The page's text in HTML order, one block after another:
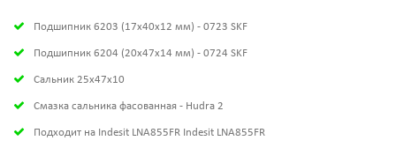
Подшипник 6203 (17х40х12 мм) - 0723 SKF
Подшипник 6204 (20х47х14 мм) - 0724 SKF
Сальник 25x47x10
Смазка сальника фасованная - Hudra 2
Подходит на Indesit LNA855FR Indesit LNA855FR